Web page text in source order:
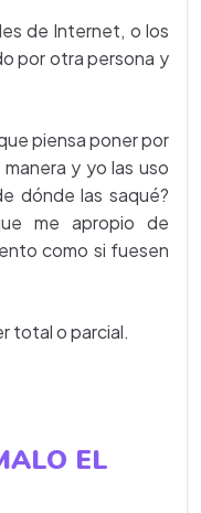
de Internet, o los
por otra persona y
piensa poner por
y yo las uso
dónde las saqué?
me apropio de
como si fuesen
total o parcial.
EL